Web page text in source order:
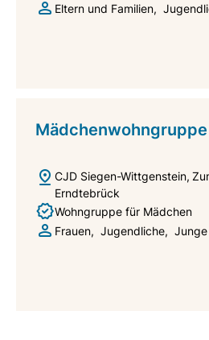
Eltern und Familien
Mädchenwohngruppe
CJD Siegen-Wittgenstein
Erndtebrück
Wohngruppe für Mädchen
Frauen
Jugendliche